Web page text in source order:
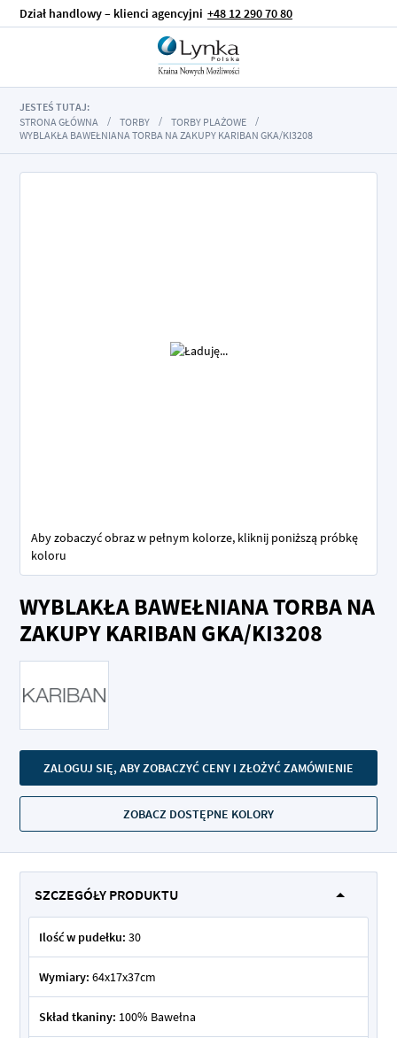
Dział handlowy – klienci agencyjni +48 12 290 70 80
JESTEŚ TUTAJ:
STRONA GŁÓWNA
TORBY
TORBY PLAŻOWE
WYBLAKŁA BAWEŁNIANA TORBA NA ZAKUPY KARIBAN GKA/KI3208
WYBLAKŁA BAWEŁNIANA TORBA NA
ZAKUPY KARIBAN GKA/KI3208
ZALOGUJ SIĘ, ABY ZOBACZYĆ CENY I ZŁOŻYĆ ZAMÓWIENIE
ZOBACZ DOSTĘPNE KOLORY
Aby zobaczyć obraz w pełnym kolorze, kliknij poniższą próbkę
koloru
na
początek
galerii
SZCZEGÓŁY PRODUKTU
Ilość w pudełku: 30
Wymiary: 64x17x37cm
Skład tkaniny: 100% Bawełna